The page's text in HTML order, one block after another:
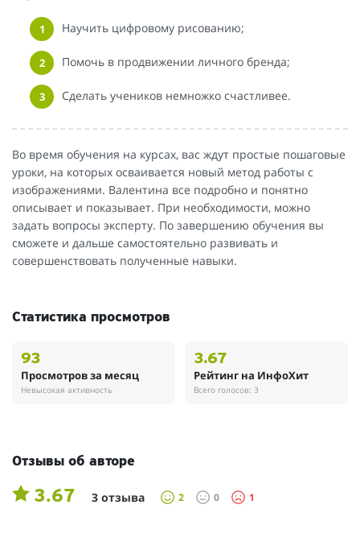
Научить цифровому рисованию;
Помочь в продвижении личного бренда;
Сделать учеников немножко счастливее.
Во время обучения на курсах, вас ждут простые пошаговые
уроки, на которых осваивается новый метод работы с
изображениями. Валентина все подробно и понятно
описывает и показывает. При необходимости, можно
задать вопросы эксперту. По завершению обучения вы
сможете и дальше самостоятельно развивать и
совершенствовать полученные навыки.
Статистика просмотров
93
Просмотров за месяц
Невысокая активность
3.67
Рейтинг на ИнфоХит
Всего голосов: 3
Отзывы об авторе
3.67 3 отзыва 2 0 1